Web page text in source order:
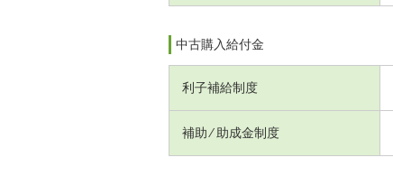
中古購入給付金
利子補給制度
補助 ⁄ 助成金制度